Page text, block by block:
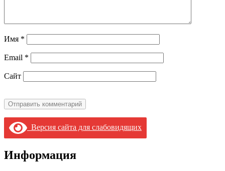
Имя *
Email *
Сайт
Версия сайта для слабовидящих
Информация